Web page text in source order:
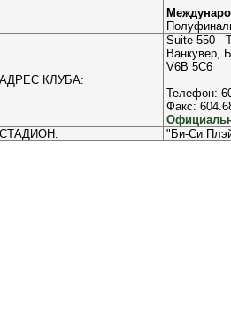
АДРЕС КЛУБА:
Suite 550 -
Ванкувер,
V6B 5C6
Телефон:
Факс:
СТАДИОН:
"Би-Си